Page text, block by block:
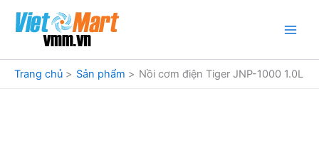
dung
Trang chủ
Sản phẩm Nồi cơm điện Tiger JNP-1000 1.0L